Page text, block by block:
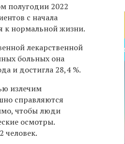
полугодии 2022
с начала
к нормальной жизни.
лекарственной
больных она
и достигла 28,4 %.
излечим
справляются
чтобы люди
осмотры.
человек.